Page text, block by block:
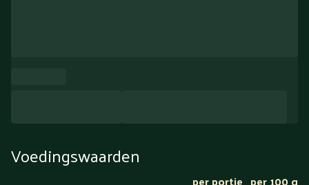
Voedingswaarden